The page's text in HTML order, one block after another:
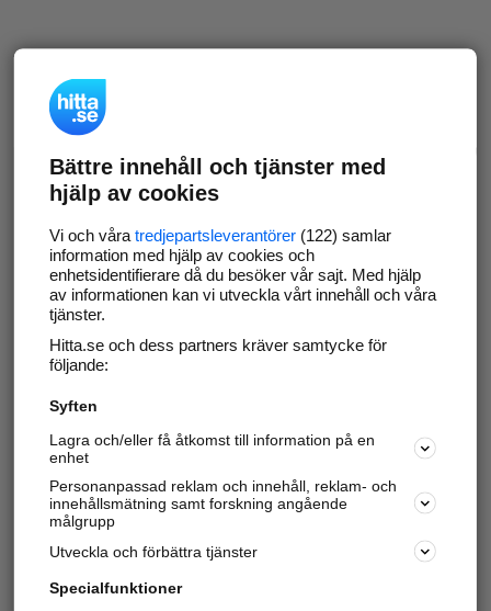
Bättre innehåll och tjänster med
hjälp av cookies
Vi och våra tredjepartsleverantörer(122) samlar
information med hjälp av cookies och
enhetsidentifierare då du besöker vår sajt. Med hjälp
av informationen kan vi utveckla vårt innehåll och våra
tjänster.
Hitta.se och dess partners kräver samtycke för
följande:
Syften
Lagra och/eller få åtkomst till information på en
enhet
Personanpassad reklam och innehåll, reklam- och
innehållsmätning samt forskning angående
målgrupp
Utveckla och förbättra tjänster
Specialfunktioner